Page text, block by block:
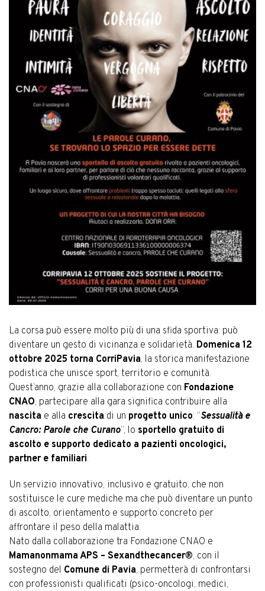
La corsa può essere molto più di una sfida sportiva: può
diventare un gesto di vicinanza e solidarietà. Domenica 12
ottobre 2025 torna CorriPavia, la storica manifestazione
podistica che unisce sport, territorio e comunità.
Quest’anno, grazie alla collaborazione con Fondazione
CNAO, partecipare alla gara significa contribuire alla
nascita e alla crescita di un progetto unico: “Sessualità e
Cancro: Parole che Curano”, lo sportello gratuito di
ascolto e supporto dedicato a pazienti oncologici,
partner e familiari.
Un servizio innovativo, inclusivo e gratuito, che non
sostituisce le cure mediche ma che può diventare un punto
di ascolto, orientamento e supporto concreto per
affrontare il peso della malattia.
Nato dalla collaborazione tra Fondazione CNAO e
Mamanonmama APS – Sexandthecancer®, con il
sostegno del Comune di Pavia, permetterà di confrontarsi
con professionisti qualificati (psico-oncologi, medici,